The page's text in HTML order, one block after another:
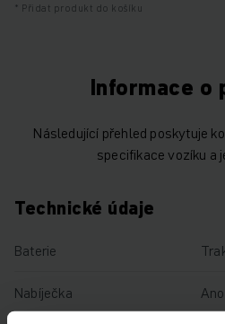
Přidat produkt do košíku
Informace o
Následující přehled poskytuje
specifikace vozíku a
Technické údaje
Baterie
Nabíječka